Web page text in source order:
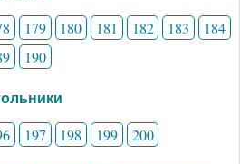
179 180 181 182 183
184
190
197 198 199 200